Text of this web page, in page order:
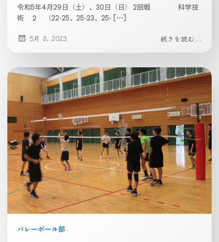
令和5年4月29日（土）、30日（日） 2回戦 科学技
術 ２ （22-25、25-23、25- […]
5月 8, 2023 続きを読む...
バレーボール部